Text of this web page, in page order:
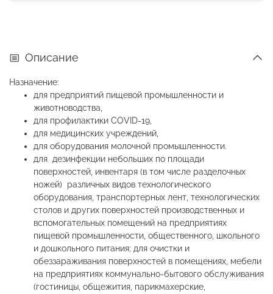
Описание
Назначение:
для предприятий пищевой промышленности и
животноводства,
для профилактики COVID-19,
для медицинских учреждений,
для оборудования молочной промышленности.
для дезинфекции небольших по площади
поверхностей, инвентаря (в том числе разделочных
ножей) различных видов технологического
оборудования, транспортерных лент, технологических
столов и других поверхностей производственных и
вспомогательных помещений на предприятиях
пищевой промышленности, общественного, школьного
и дошкольного питания; для очистки и
обеззараживания поверхностей в помещениях, мебели
на предприятиях коммунально-бытового обслуживания
(гостиницы, общежития, парикмахерские,